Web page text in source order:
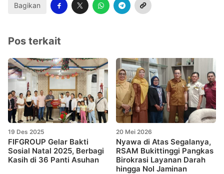
Bagikan
Pos terkait
19 Des 2025
FIFGROUP Gelar Bakti
Sosial Natal 2025, Berbagi
Kasih di 36 Panti Asuhan
20 Mei 2026
Nyawa di Atas Segalanya,
RSAM Bukittinggi Pangkas
Birokrasi Layanan Darah
hingga Nol Jaminan